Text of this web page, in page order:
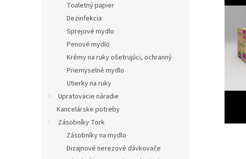
Toaletný papier
Dezinfekcia
Sprejové mydlo
Penové mydlo
Krémy na ruky ošetrujúci, ochranný
Priemyselné mydlo
Utierky na ruky
Upratovacie náradie
Kancelárske potreby
Zásobníky Tork
Zásobníky na mydlo
Dizajnové nerezové dávkovače